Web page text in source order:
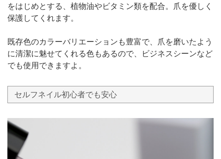
をはじめとする、植物油やビタミン類を配合。爪を優しく
保護してくれます。
既存色のカラーバリエーションも豊富で、爪を磨いたよう
に清潔に魅せてくれる色もあるので、ビジネスシーンなど
でも使用できますよ。
セルフネイル初心者でも安心